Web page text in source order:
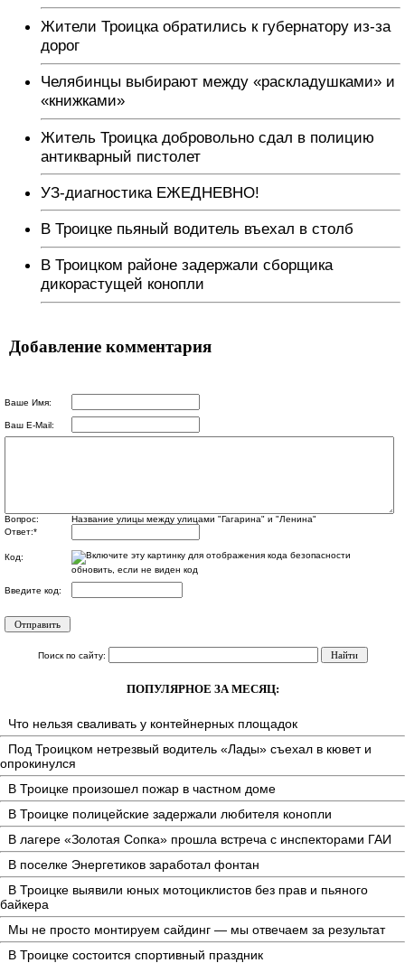
Жители Троицка обратились к губернатору из-за
дорог
Челябинцы выбирают между «раскладушками» и
«книжками»
Житель Троицка добровольно сдал в полицию
антикварный пистолет
УЗ-диагностика ЕЖЕДНЕВНО!
В Троицке пьяный водитель въехал в столб
В Троицком районе задержали сборщика
дикорастущей конопли
Добавление комментария
Ваше Имя:
Ваш E-Mail:
Вопрос:
Название улицы между улицами "Гагарина" и "Ленина"
Ответ:*
Код:
обновить, если не виден код
Введите код:
Поиск по сайту:
ПОПУЛЯРНОЕ ЗА МЕСЯЦ:
Что нельзя сваливать у контейнерных площадок
Под Троицком нетрезвый водитель «Лады» съехал в кювет и
опрокинулся
В Троицке произошел пожар в частном доме
В Троицке полицейские задержали любителя конопли
В лагере «Золотая Сопка» прошла встреча с инспекторами ГАИ
В поселке Энергетиков заработал фонтан
В Троицке выявили юных мотоциклистов без прав и пьяного
байкера
Мы не просто монтируем сайдинг — мы отвечаем за результат
В Троицке состоится спортивный праздник